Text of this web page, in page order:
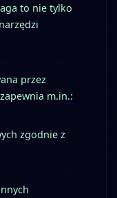
to nie tylko
przez
m.in.:
zgodnie z